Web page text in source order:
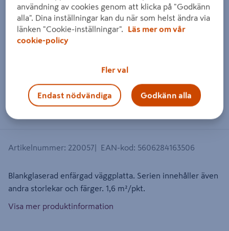
Dra på bilden för att zooma in
Artikelnummer: 220057 EAN-kod: 5606284163506
Blankglaserad enfärgad väggplatta. Serien innehåller även
andra storlekar och färger. 1,6 m²/pkt.
Visa mer produktinformation
användning av cookies genom att klicka på "Godkänn
alla". Dina inställningar kan du när som helst ändra via
länken "Cookie-inställningar".
Läs mer om vår
cookie-policy
Fler val
Endast nödvändiga Godkänn alla